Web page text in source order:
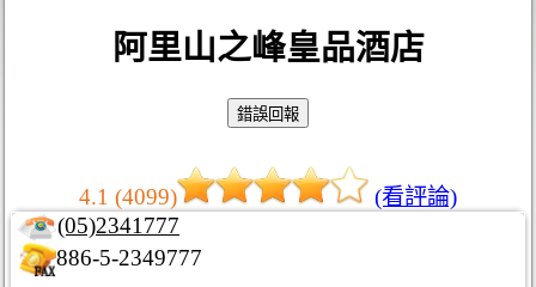
阿里山之峰皇品酒店
4.1 (4099)
(看評論)
(05)2341777
886-5-2349777